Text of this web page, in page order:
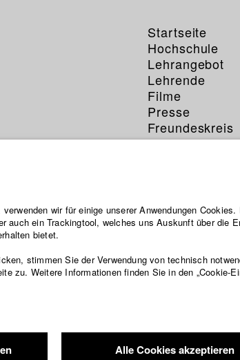
Startseite
Hochschule
Lehrangebot
Lehrende
Filme
Presse
Freundeskreis
Service
wir für einige unserer Anwendungen Cookies.
auch ein Trackingtool, welches uns Auskunft über die
bietet.
stimmen Sie der Verwendung von technisch
zu. Weitere Informationen finden Sie in den „Cookie-
Alle Cookies akzeptieren